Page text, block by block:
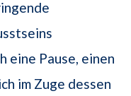
eine Pause, einen
im Zuge dessen